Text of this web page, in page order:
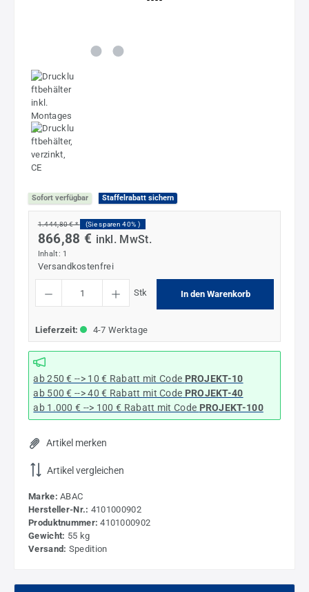
Sofort verfügbar Staffelrabatt sichern
1.444,80 € * (Sie sparen 40% )
866,88 € inkl. MwSt.
Inhalt: 1
Versandkostenfrei
Stk In den Warenkorb
Lieferzeit: 4-7 Werktage
ab 250 € --> 10 € Rabatt mit Code PROJEKT-10
ab 500 € --> 40 € Rabatt mit Code PROJEKT-40
ab 1.000 € --> 100 € Rabatt mit Code PROJEKT-100
Artikel merken
Artikel vergleichen
Marke:ABAC
Hersteller-Nr.: 4101000902
Produktnummer: 4101000902
Gewicht: 55 kg
Versand: Spedition